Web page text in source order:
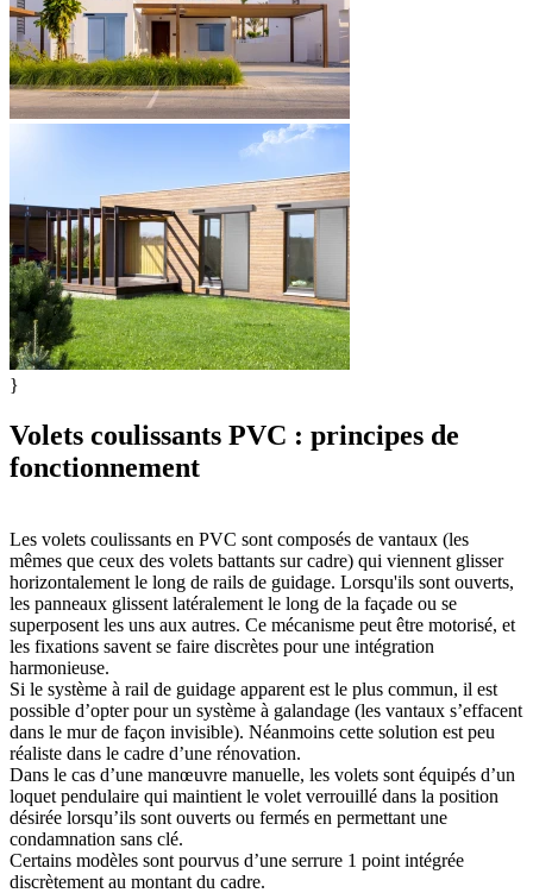
}
Volets coulissants PVC : principes de
fonctionnement
Les volets coulissants en PVC sont composés de vantaux (les
mêmes que ceux des volets battants sur cadre) qui viennent glisser
horizontalement le long de rails de guidage. Lorsqu'ils sont ouverts,
les panneaux glissent latéralement le long de la façade ou se
superposent les uns aux autres. Ce mécanisme peut être motorisé, et
les fixations savent se faire discrètes pour une intégration
harmonieuse.
Si le système à rail de guidage apparent est le plus commun, il est
possible d’opter pour un système à galandage (les vantaux s’effacent
dans le mur de façon invisible). Néanmoins cette solution est peu
réaliste dans le cadre d’une rénovation.
Dans le cas d’une manœuvre manuelle, les volets sont équipés d’un
loquet pendulaire qui maintient le volet verrouillé dans la position
désirée lorsqu’ils sont ouverts ou fermés en permettant une
condamnation sans clé.
Certains modèles sont pourvus d’une serrure 1 point intégrée
discrètement au montant du cadre.